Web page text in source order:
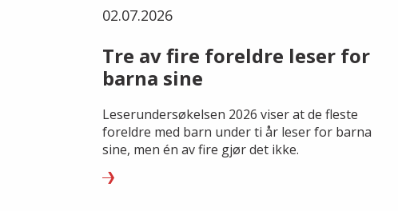
02.07.2026
Tre av fire foreldre leser for
barna sine
Leserundersøkelsen 2026 viser at de fleste
foreldre med barn under ti år leser for barna
sine, men én av fire gjør det ikke.